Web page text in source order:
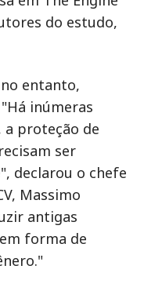
do estudo,
entanto,
inúmeras
a proteção de
ser
declarou o chefe
Massimo
antigas
forma de